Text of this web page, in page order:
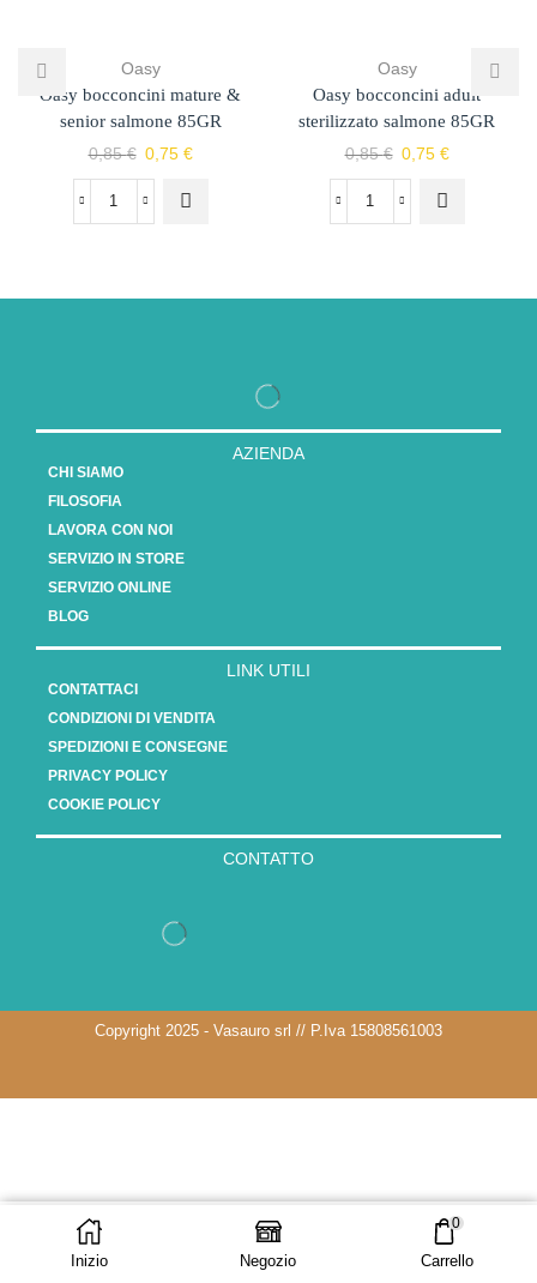
Oasy
Oasy bocconcini mature &
senior salmone 85GR
0,85€ 0,75 €
Oasy
Oasy bocconcini adult
sterilizzato salmone 85GR
0,85€ 0,75 €
AZIENDA
CHI SIAMO
FILOSOFIA
LAVORA CON NOI
SERVIZIO IN STORE
SERVIZIO ONLINE
BLOG
LINK UTILI
CONTATTACI
CONDIZIONI DI VENDITA
SPEDIZIONI E CONSEGNE
PRIVACY POLICY
COOKIE POLICY
CONTATTO
Copyright 2025 - Vasauro srl // P.Iva 15808561003
ACQUISTA ORA
Inizio Negozio
0
Carrello